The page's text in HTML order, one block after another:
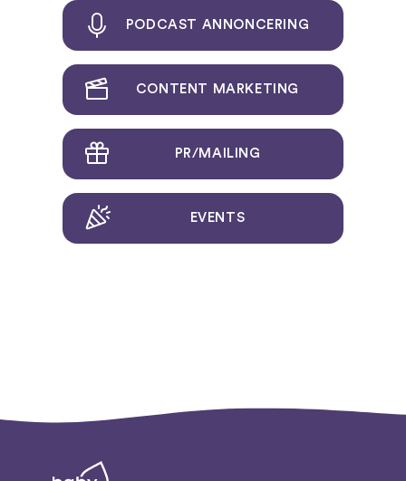
PODCAST ANNONCERING
CONTENT MARKETING
PR/MAILING
EVENTS